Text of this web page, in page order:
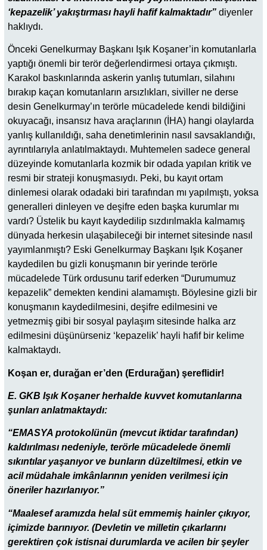
‘kepazelik’ yakıştırması hayli hafif kalmaktadır” diyenler
haklıydı.
Önceki Genelkurmay Başkanı Işık Koşaner’in komutanlarla
yaptığı önemli bir terör değerlendirmesi ortaya çıkmıştı.
Karakol baskınlarında askerin yanlış tutumları, silahını
bırakıp kaçan komutanların arsızlıkları, siviller ne derse
desin Genelkurmay’ın terörle mücadelede kendi bildiğini
okuyacağı, insansız hava araçlarının (İHA) hangi olaylarda
yanlış kullanıldığı, saha denetimlerinin nasıl savsaklandığı,
ayrıntılarıyla anlatılmaktaydı. Muhtemelen sadece general
düzeyinde komutanlarla kozmik bir odada yapılan kritik ve
resmi bir strateji konuşmasıydı. Peki, bu kayıt ortam
dinlemesi olarak odadaki biri tarafından mı yapılmıştı, yoksa
generalleri dinleyen ve deşifre eden başka kurumlar mı
vardı? Üstelik bu kayıt kaydedilip sızdırılmakla kalmamış
dünyada herkesin ulaşabileceği bir internet sitesinde nasıl
yayımlanmıştı? Eski Genelkurmay Başkanı Işık Koşaner
kaydedilen bu gizli konuşmanın bir yerinde terörle
mücadelede Türk ordusunu tarif ederken “Durumumuz
kepazelik” demekten kendini alamamıştı. Böylesine gizli bir
konuşmanın kaydedilmesini, deşifre edilmesini ve
yetmezmiş gibi bir sosyal paylaşım sitesinde halka arz
edilmesini düşünürseniz ‘kepazelik’ hayli hafif bir kelime
kalmaktaydı.
Koşan er, durağan er’den (Erdurağan) şereflidir!
E. GKB Işık Koşaner herhalde kuvvet komutanlarına
şunları anlatmaktaydı:
“EMASYA protokolünün (mevcut iktidar tarafından)
kaldırılması nedeniyle, terörle mücadelede önemli
sıkıntılar yaşanıyor ve bunların düzeltilmesi, etkin ve
acil müdahale imkânlarının yeniden verilmesi için
öneriler hazırlanıyor.”
“Maalesef aramızda helal süt emmemiş hainler çıkıyor,
içimizde barınıyor. (Devletin ve milletin çıkarlarını
gerektiren çok istisnai durumlarda ve acilen bir şeyler